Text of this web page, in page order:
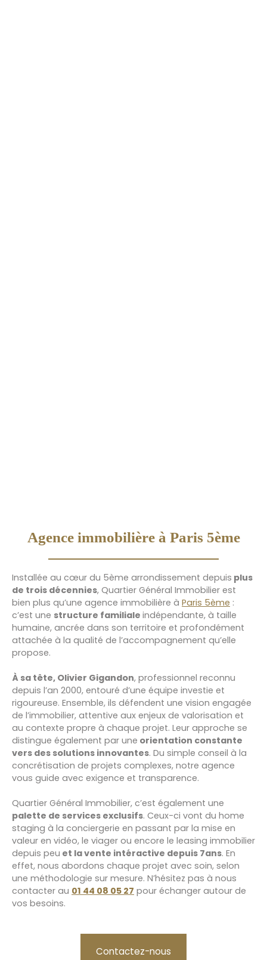
Agence immobilière à Paris 5ème
Installée au cœur du 5ème arrondissement depuis plus
de trois décennies, Quartier Général Immobilier est
bien plus qu’une agence immobilière à Paris 5ème :
c’est une structure familiale indépendante, à taille
humaine, ancrée dans son territoire et profondément
attachée à la qualité de l’accompagnement qu’elle
propose.
À sa tête, Olivier Gigandon, professionnel reconnu
depuis l’an 2000, entouré d’une équipe investie et
rigoureuse. Ensemble, ils défendent une vision engagée
de l’immobilier, attentive aux enjeux de valorisation et
au contexte propre à chaque projet. Leur approche se
distingue également par une orientation constante
vers des solutions innovantes. Du simple conseil à la
concrétisation de projets complexes, notre agence
vous guide avec exigence et transparence.
Quartier Général Immobilier, c’est également une
palette de services exclusifs. Ceux-ci vont du home
staging à la conciergerie en passant par la mise en
valeur en vidéo, le viager ou encore le leasing immobilier
depuis peu et la vente intéractive depuis 7ans. En
effet, nous abordons chaque projet avec soin, selon
une méthodologie sur mesure. N’hésitez pas à nous
contacter au 01 44 08 05 27 pour échanger autour de
vos besoins.
Contactez-nous